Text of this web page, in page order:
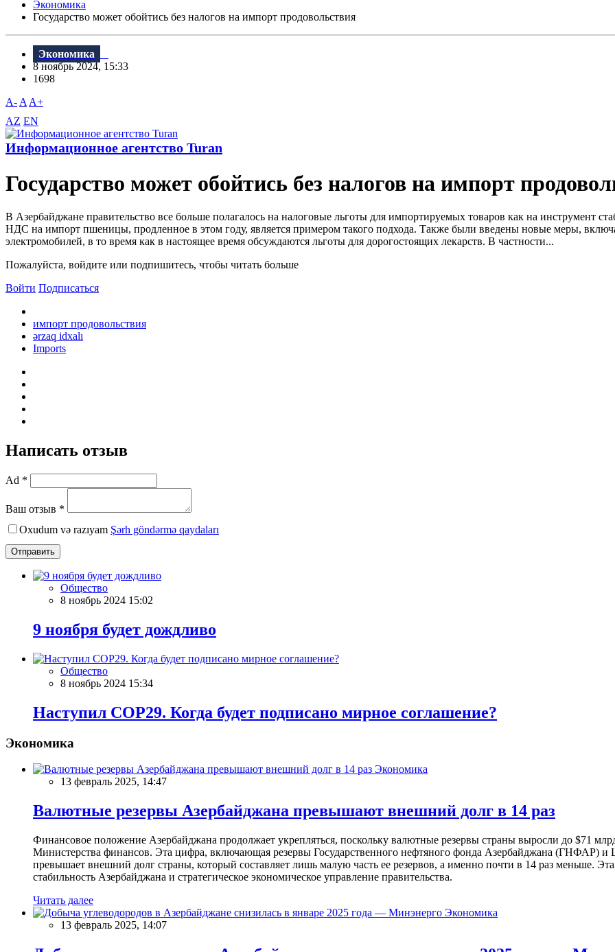
Экономика
Государство может обойтись без налогов на импорт продовольствия
Экономика
8 ноябрь 2024, 15:33
1698
A- A A+
AZ EN
Информационное агентство Turan
Государство может обойтись без налогов на импорт
В Азербайджане правительство все больше полагалось на налоговые льготы для импортируемых товаров как на инструмент
НДС на импорт пшеницы, продленное в этом году, является примером такого подхода. Также были введены новые меры,
электромобилей, в то время как в настоящее время обсуждаются льготы для дорогостоящих лекарств. В частности...
Пожалуйста, войдите или подпишитесь, чтобы читать больше
Войти Подписаться
импорт продовольствия
ərzaq idxalı
Imports
Написать отзыв
Ad *
Ваш отзыв *
Oxudum və razıyam Şərh göndərmə qaydaları
Отправить
Общество
8 ноябрь 2024 15:02
9 ноября будет дождливо
Общество
8 ноябрь 2024 15:34
Наступил COP29. Когда будет подписано мирное соглашение?
Экономика
Экономика
13 февраль 2025, 14:47
Валютные резервы Азербайджана превышают внешний долг в 14 раз
Финансовое положение Азербайджана продолжает укрепляться, поскольку валютные резервы страны выросли до $71
Министерства финансов. Эта цифра, включающая резервы Государственного нефтяного фонда Азербайджана (ГНФАР) и
превышает внешний долг страны, который составляет лишь малую часть ее резервов, а именно почти в 14 раз меньше.
стабильность Азербайджана и стратегическое экономическое управление правительства.
Читать далее
Экономика
13 февраль 2025, 14:07